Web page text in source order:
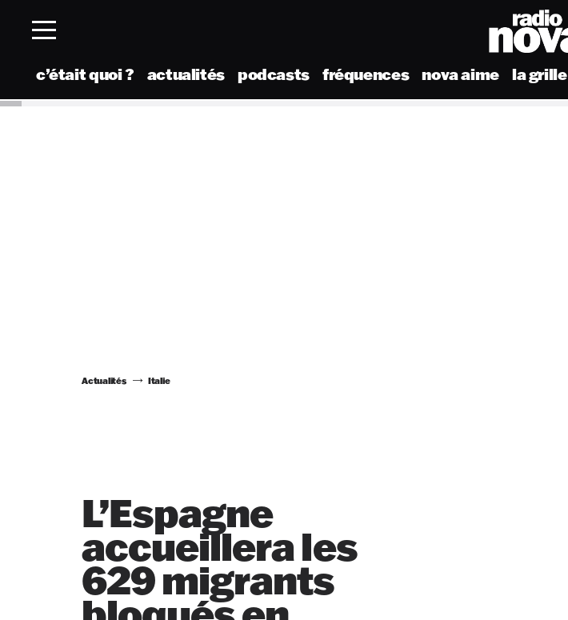
c’était quoi ? actualités podcasts fréquences nova aime la grille
Actualités Italie
L’Espagne
accueillera les
629 migrants